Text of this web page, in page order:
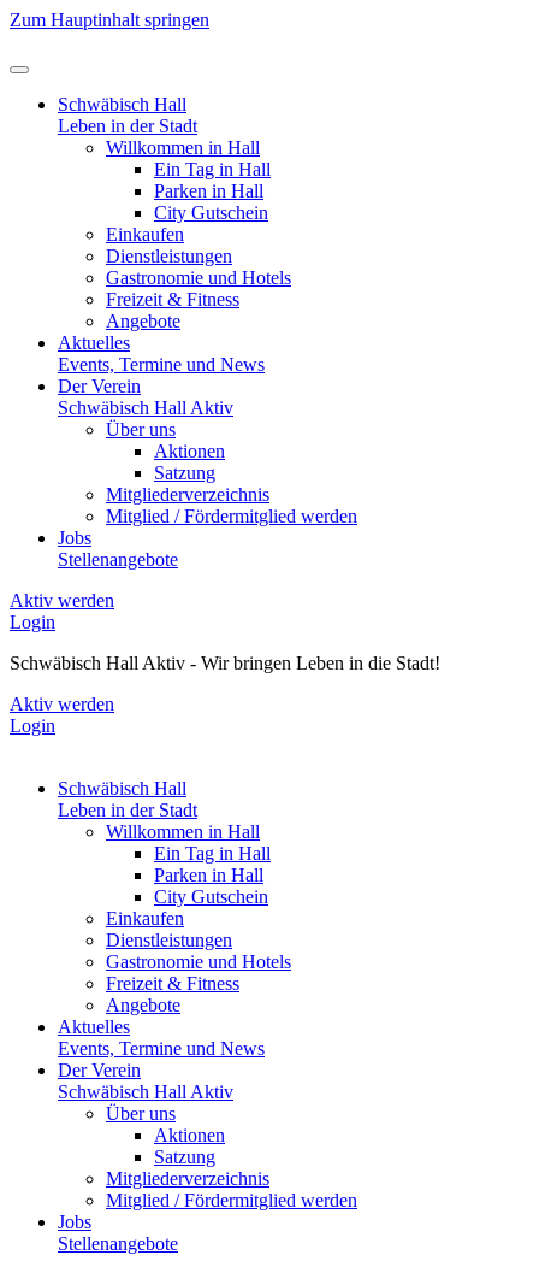
Zum Hauptinhalt springen
Schwäbisch Hall
Leben in der Stadt
Willkommen in Hall
Ein Tag in Hall
Parken in Hall
City Gutschein
Einkaufen
Dienstleistungen
Gastronomie und Hotels
Freizeit & Fitness
Angebote
Aktuelles
Events, Termine und News
Der Verein
Schwäbisch Hall Aktiv
Über uns
Aktionen
Satzung
Mitgliederverzeichnis
Mitglied / Fördermitglied werden
Jobs
Stellenangebote
Aktiv werden
Login
Schwäbisch Hall Aktiv - Wir bringen Leben in die Stadt!
Aktiv werden
Login
Schwäbisch Hall
Leben in der Stadt
Willkommen in Hall
Ein Tag in Hall
Parken in Hall
City Gutschein
Einkaufen
Dienstleistungen
Gastronomie und Hotels
Freizeit & Fitness
Angebote
Aktuelles
Events, Termine und News
Der Verein
Schwäbisch Hall Aktiv
Über uns
Aktionen
Satzung
Mitgliederverzeichnis
Mitglied / Fördermitglied werden
Jobs
Stellenangebote